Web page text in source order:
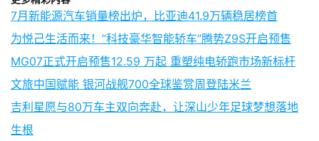
7月新能源汽车销量榜出炉，比亚迪41.9万辆稳居榜首
为悦己生活而来！“科技豪华智能轿车”腾势Z9S开启预售
MG07正式开启预售12.59 万起 重塑纯电轿跑市场新标杆
文旅中国赋能 银河战舰700全球鉴赏周登陆米兰
吉利星愿与80万车主双向奔赴，让深山少年足球梦想落地
生根